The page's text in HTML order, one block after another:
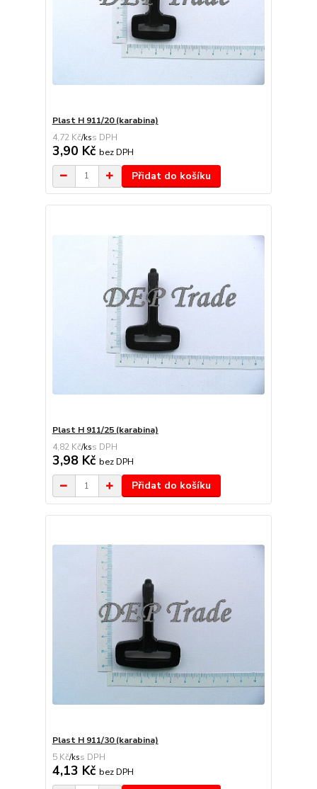
Plast H 911/20 (karabina)
4,72 Kč/ks
3,90 Kč bez DPH
Přidat do košíku
Plast H 911/25 (karabina)
4,82 Kč/ks
3,98 Kč bez DPH
Přidat do košíku
Plast H 911/30 (karabina)
5 Kč/ks
4,13 Kč bez DPH